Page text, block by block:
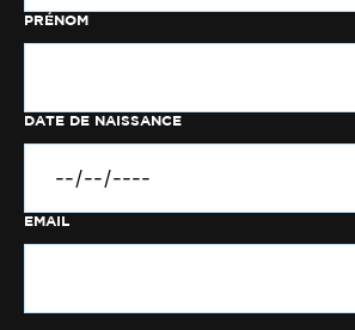
PRÉNOM
DATE DE NAISSANCE
EMAIL